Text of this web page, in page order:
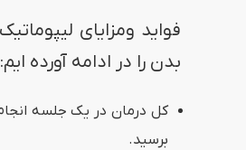
فواید ومزایای
بدن را در ادامه آورده ایم:
کل درمان در یک جلسه
برسید.